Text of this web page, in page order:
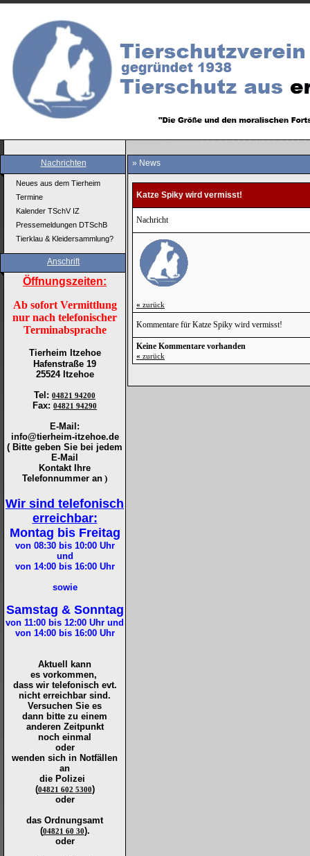
Nachrichten
Neues aus dem Tierheim
Termine
Kalender TSchV IZ
Pressemeldungen DTSchB
Tierklau & Kleidersammlung?
Anschrift
Öffnungszeiten:
Ab sofort Vermittlung
nur nach telefonischer
Terminabsprache
Tierheim Itzehoe
Hafenstraße 19
25524 Itzehoe
Tel : 04821 94200
Fax: 04821 94290
E-Mail:
info@tierheim-itzehoe.de
( Bitte geben Sie bei jedem
E-Mail
Kontakt Ihre
Telefonnummer an )
Wir sind telefonisch
erreichbar:
Montag bis Freitag
von 08:30 bis 10:00Uhr
und
von 14:00 bis 16:00Uhr
sowie
Samstag & Sonntag
von 11:00 bis 12:00 Uhr und
von 14:00 bis 16:00Uhr
Aktuell kann
es vorkommen,
dass wir telefonisch evt.
nicht erreichbar sind.
Versuchen Sie es
dann bitte zu einem
anderen Zeitpunkt
noch einmal
oder
wenden sich in Notfällen
an
die Polizei
(04821 602 5300)
oder
das Ordnungsamt
(04821 60 30).
oder
» News
Katze Spiky wird vermisst!
Nachricht
« zurück
Kommentare für Katze Spiky wird vermisst!
Keine Kommentare vorhanden
« zurück